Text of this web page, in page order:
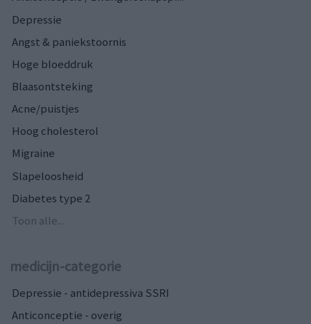
Depressie
Angst & paniekstoornis
Hoge bloeddruk
Blaasontsteking
Acne/puistjes
Hoog cholesterol
Migraine
Slapeloosheid
Diabetes type 2
Toon alle...
medicijn-categorie
Depressie - antidepressiva SSRI
Anticonceptie - overig